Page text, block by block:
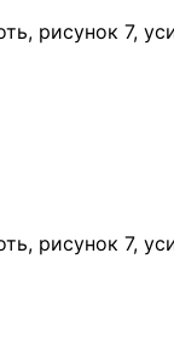
рисунок 7,
рисунок 7,